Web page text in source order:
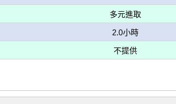
多元進取
2.0小時
不提供